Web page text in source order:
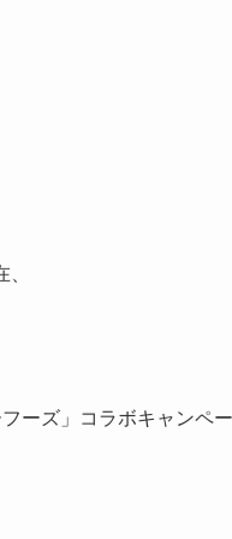
フーズ」コラボキャンペ